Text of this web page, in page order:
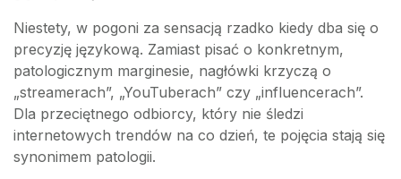
Niestety, w pogoni za sensacją rzadko kiedy dba się o
precyzję językową. Zamiast pisać o konkretnym,
patologicznym marginesie, nagłówki krzyczą o
„streamerach”, „YouTuberach” czy „influencerach”.
Dla przeciętnego odbiorcy, który nie śledzi
internetowych trendów na co dzień, te pojęcia stają się
synonimem patologii.